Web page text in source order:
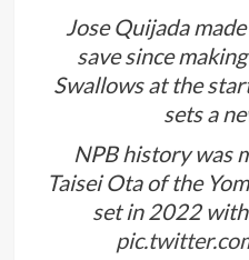
Jose Quijada
save since
Swallows at the
sets a
NPB history was
Taisei Ota of the
set in 2022 with